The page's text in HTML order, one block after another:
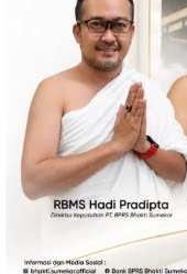
SosBud
Sosial Budaya
Wisata
Ekonomi Olahraga
Indeks Birokrasi